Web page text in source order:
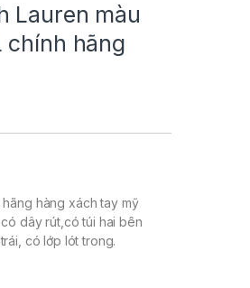
Lauren màu
chính hãng
hãng hàng xách tay mỹ
dây rút,có túi hai bên
có lớp lót trong.